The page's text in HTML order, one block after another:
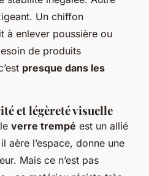
Un chiffon
à enlever poussière ou
de produits
presque dans les
et légèreté visuelle
verre trempé est un allié
aère l’espace, donne une
Mais ce n’est pas